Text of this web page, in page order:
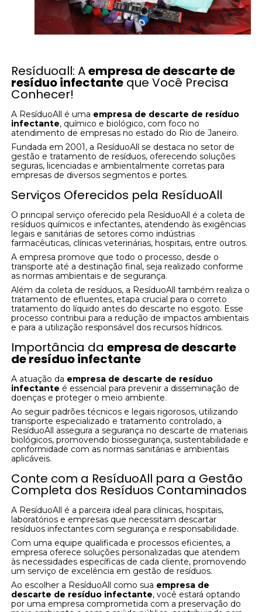
Resíduoall: Aempresa de descarte de
resíduo infectante que Você Precisa
Conhecer!
A ResíduoAll é uma empresa de descarte de resíduo
infectante, químico e biológico, com foco no
atendimento de empresas no estado do Rio de Janeiro.
Fundada em 2001, a ResíduoAll se destaca no setor de
gestão e tratamento de resíduos, oferecendo soluções
seguras, licenciadas e ambientalmente corretas para
empresas de diversos segmentos e portes.
Serviços Oferecidos pela ResíduoAll
O principal serviço oferecido pela ResíduoAll é a coleta de
resíduos químicos e infectantes, atendendo às exigências
legais e sanitárias de setores como indústrias
farmacêuticas, clínicas veterinárias, hospitais, entre outros.
A empresa promove que todo o processo, desde o
transporte até a destinação final, seja realizado conforme
as normas ambientais e de segurança.
Além da coleta de resíduos, a ResíduoAll também realiza o
tratamento de efluentes, etapa crucial para o correto
tratamento do líquido antes do descarte no esgoto. Esse
processo contribui para a redução de impactos ambientais
e para a utilização responsável dos recursos hídricos.
Importância daempresa de descarte
de resíduo infectante
A atuação da empresa de descarte de resíduo
infectante é essencial para prevenir a disseminação de
doenças e proteger o meio ambiente.
Ao seguir padrões técnicos e legais rigorosos, utilizando
transporte especializado e tratamento controlado, a
ResíduoAll assegura a segurança no descarte de materiais
biológicos, promovendo biossegurança, sustentabilidade e
conformidade com as normas sanitárias e ambientais
aplicáveis.
Conte com a ResíduoAll para a Gestão
Completa dos Resíduos Contaminados
A ResíduoAll é a parceira ideal para clínicas, hospitais,
laboratórios e empresas que necessitam descartar
resíduos infectantes com segurança e responsabilidade.
Com uma equipe qualificada e processos eficientes, a
empresa oferece soluções personalizadas que atendem
às necessidades específicas de cada cliente, promovendo
um serviço de excelência em gestão de resíduos.
Ao escolher a ResíduoAll como sua empresa de
descarte de resíduo infectante, você estará optando
por uma empresa comprometida com a preservação do